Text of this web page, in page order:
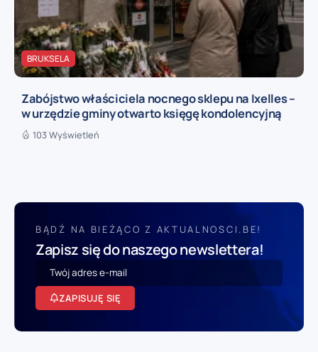
BRUKSELA
Zabójstwo właściciela nocnego sklepu na Ixelles –
w urzędzie gminy otwarto księgę kondolencyjną
103 Wyświetleń
BĄDŹ NA BIEŻĄCO Z AKTUALNOSCI.BE!
Zapisz się do naszego newslettera!
ZAPISUJĘ SIĘ